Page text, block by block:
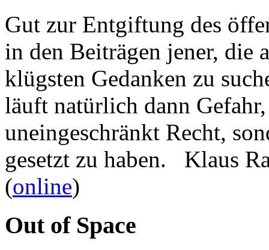
Gut zur Entgiftung des
in den Beiträgen jener, die
klügsten Gedanken zu
läuft natürlich dann
uneingeschränkt Recht,
gesetzt zu haben. Klaus
(online)
Out of Space